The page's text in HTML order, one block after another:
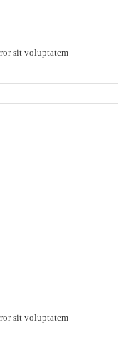
sit voluptatem
sit voluptatem